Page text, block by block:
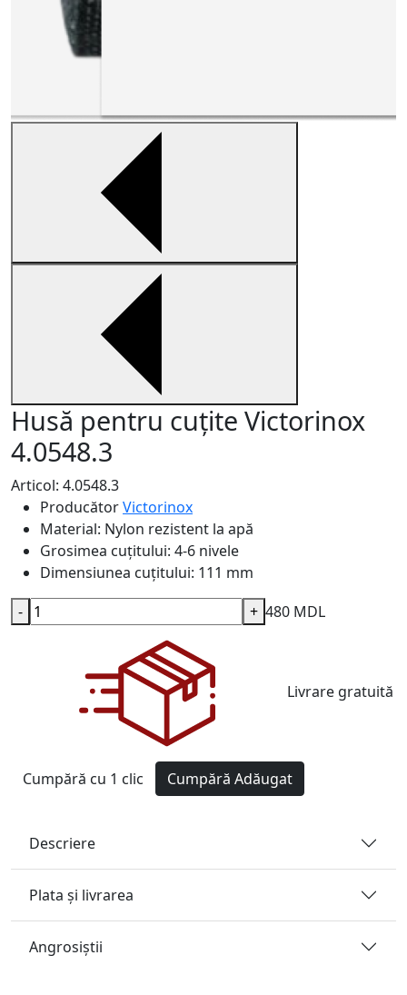
Husă pentru cuțite Victorinox
4.0548.3
Articol: 4.0548.3
ProducătorVictorinox
Material: Nylon rezistent la apă
Grosimea cuțitului: 4-6 nivele
Dimensiunea cuțitului: 111 mm
480 MDL
- +
Livrare gratuită
Cumpără cu 1 clic Cumpără Adăugat
Descriere
Plata și livrarea
Angrosiştii